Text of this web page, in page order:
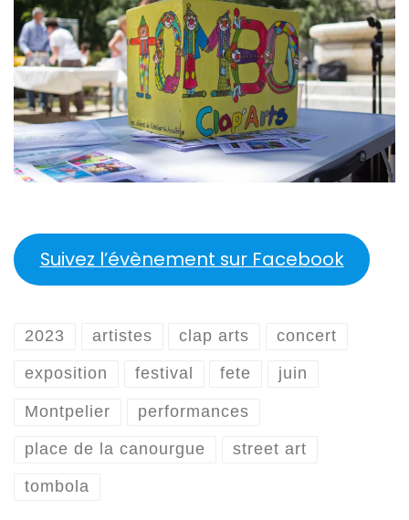
Suivez l’évènement sur Facebook
2023 artistes clap arts concert
exposition festival fete juin
Montpelier performances
place de la canourgue street art
tombola